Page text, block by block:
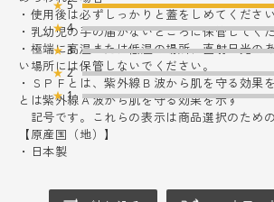
・使用後は必ずしっかりと蓋をしめてください
・乳幼児の手の届かないところに保管してく
・極端に高温または低温の場所、直射日光の
い場所には保管しないでください。
・ＳＰＦとは、紫外線Ｂ波から肌を守る効果
とは紫外線Ａ波から肌を守る効果を示す
記号です。これらの表示は商品選択のための
【原産国（地）】
・日本製
★5
★4
★3
★2
★ 1